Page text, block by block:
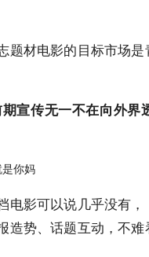
材电影的目标市场
宣传无一不在向外界
影可以说几乎没有
造势、话题互动，不